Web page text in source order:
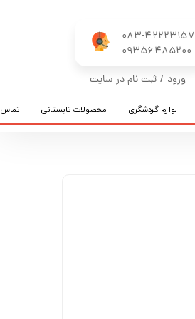
083-42223157
​​​​​​​09356485200
ورود / ثبت نام در سایت
تغییر گذر واژه
لوازم گردشگری محصولات تابستانی تماس